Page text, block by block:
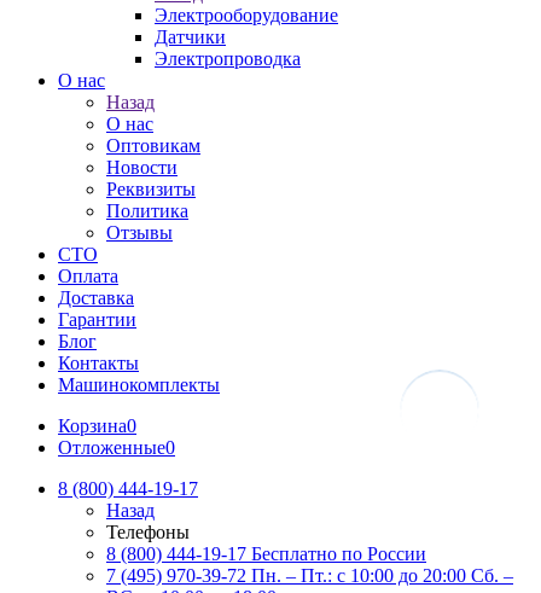
Электрооборудование
Датчики
Электропроводка
О нас
Назад
О нас
Оптовикам
Новости
Реквизиты
Политика
Отзывы
СТО
Оплата
Доставка
Гарантии
Блог
Контакты
Машинокомплекты
Корзина0
Отложенные0
8 (800) 444-19-17
Назад
Телефоны
8 (800) 444-19-17 Бесплатно по России
7 (495) 970-39-72 Пн. – Пт.: с 10:00 до 20:00 Сб. –